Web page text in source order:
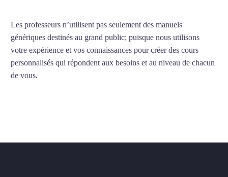
Les professeurs n’utilisent pas seulement des manuels
génériques destinés au grand public; puisque nous utilisons
votre expérience et vos connaissances pour créer des cours
personnalisés qui répondent aux besoins et au niveau de chacun
de vous.